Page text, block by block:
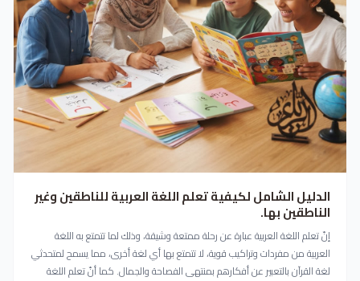
الدليل الشامل لكيفية تعلم اللغة العربية للناطقين وغير
الناطقين بها.
إنّ تعلم اللغة العربية عبارة عن رحلة ممتعة وشيقة، وذلك لما تتمتع به اللغة
العربية من مفردات وتراكيب قوية، لا تتمتع بها أي لغة أخرى، مما يسمح لمتحدثي
لغة القرآن بالتعبير عن أفكارهم بمنتهى الفصاحة والجمال. كما أنّ تعلم اللغة